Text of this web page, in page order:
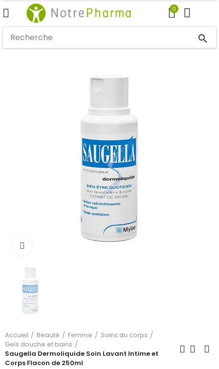
0
search
Accueil Beauté Femme
Soins du corps
Gels douche et bains
Saugella Dermoliquide Soin Lavant Intime et
Corps Flacon de 250ml